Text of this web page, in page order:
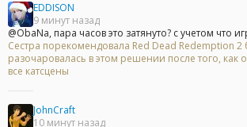
EDDISON
9 минут назад
@ObaNa, пара часов это затянуто? с учетом что
Сестра порекомендовала Red Dead Redemption 2
разочаровалась в этом решении после того, как
все катсцены
JohnCraft
10 минут назад